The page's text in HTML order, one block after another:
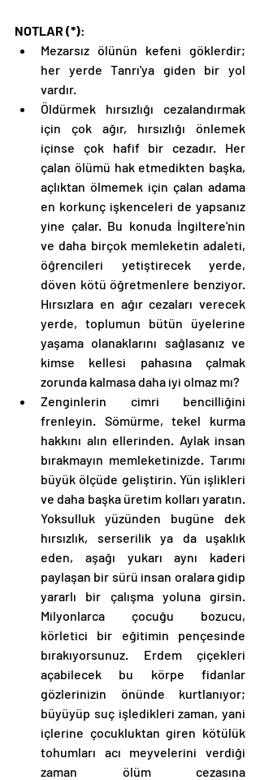
NOTLAR (*):
Mezarsız ölünün kefeni göklerdir;
her yerde Tanrı'ya giden bir yol
vardır.
Öldürmek hırsızlığı cezalandırmak
için çok ağır, hırsızlığı önlemek
içinse çok hafif bir cezadır. Her
çalan ölümü hak etmedikten başka,
açlıktan ölmemek için çalan adama
en korkunç işkenceleri de yapsanız
yine çalar. Bu konuda İngiltere'nin
ve daha birçok memleketin adaleti,
öğrencileri yetiştirecek yerde,
döven kötü öğretmenlere benziyor.
Hırsızlara en ağır cezaları verecek
yerde, toplumun bütün üyelerine
yaşama olanaklarını sağlasanız ve
kimse kellesi pahasına çalmak
zorunda kalmasa daha iyi olmaz mı?
Zenginlerin cimri bencilliğini
frenleyin. Sömürme, tekel kurma
hakkını alın ellerinden. Aylak insan
bırakmayın memleketinizde. Tarımı
büyük ölçüde geliştirin. Yün işlikleri
ve daha başka üretim kolları yaratın.
Yoksulluk yüzünden bugüne dek
hırsızlık, serserilik ya da uşaklık
eden, aşağı yukarı aynı kaderi
paylaşan bir sürü insan oralara gidip
yararlı bir çalışma yoluna girsin.
Milyonlarca çocuğu bozucu,
körletici bir eğitimin pençesinde
bırakıyorsunuz. Erdem çiçekleri
açabilecek bu körpe fidanlar
gözlerinizin önünde kurtlanıyor;
büyüyüp suç işledikleri zaman, yani
içlerine çocukluktan giren kötülük
tohumları acı meyvelerini verdiği
zaman ölüm cezasına